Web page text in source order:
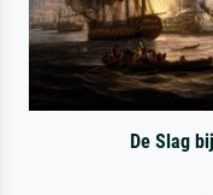
De Slag